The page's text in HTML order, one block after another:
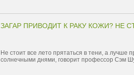
ЗАГАР ПРИВОДИТ К РАКУ КОЖИ? НЕ
Не стоит все лето прятаться в тени, а лучше
солнечными днями, говорит профессор Сэм